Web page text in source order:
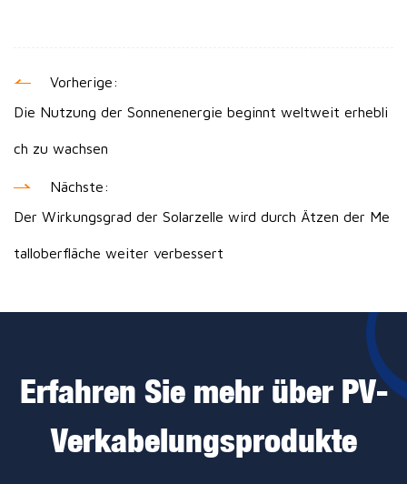
Vorherige:
Die Nutzung der Sonnenenergie beginnt weltweit erhebli
ch zu wachsen
Nächste:
Der Wirkungsgrad der Solarzelle wird durch Ätzen der Me
talloberfläche weiter verbessert
Erfahren Sie mehr über PV-
Verkabelungsprodukte